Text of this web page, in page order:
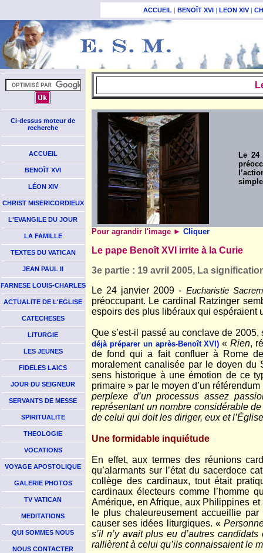
ACCUEIL | BENOÎT XVI | LEON XIV|
Ci-dessus moteur de
recherche
ACCUEIL
BENOÎT XVI
LÉON XIV
CHRIST MISERICORDIEUX
L'EVANGILE DU JOUR
LA FAMILLE
TEXTES DU VATICAN
JEAN PAUL II
FARNESE LOUIS-CHARLES
ACTUALITE DE L'EGLISE
CATECHESES
LITURGIE
LES JEUNES
FIDELES LAICS
JOUR DU SEIGNEUR
SERVANTS DE MESSE
SPIRITUALITE
THEOLOGIE
VOCATIONS
VOYAGE APOSTOLIQUE
GALERIE PHOTOS
TV VATICAN
MEDITATIONS
QUI SOMMES NOUS
NOUS CONTACTER
Le
Pour agrandir l'image ► Cliquer
Le pape Benoît XVI irrite à la Curie
3e partie : 19 avril 2005, La
Le 24 janvier 2009 - Eucharistie
préoccupant. Le cardinal Ratzinger
espoirs des plus libéraux qui espéraient
Que s’est-il passé au conclave de
déjà préparer un après-Benoît XVI) «Rien,
de fond qui a fait confluer à Rome
moralement canalisée par le doyen
sens historique à une émotion de ce
primaire » par le moyen d’un
perplexe d’un processus assez
représentant un nombre considérable
de celui qui doit les diriger, eux et
Une formidable inquiétude
En effet, aux termes des réunions
qu’alarmants sur l’état du sacerdoce
collège des cardinaux, tout était
cardinaux électeurs comme l’homme
Amérique, en Afrique, aux Philippines
le plus chaleureusement accueillie
causer ses idées liturgiques. «
s’il n’y avait plus eu d’autres
rallièrent à celui qu’ils connaissaient le